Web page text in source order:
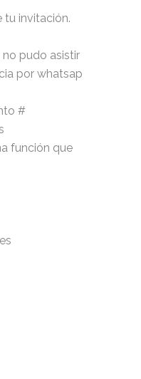
tu invitación.
pudo asistir
por whatsap
#
función que